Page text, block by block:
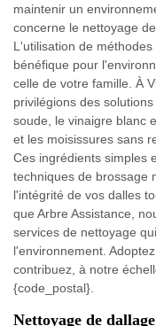
maintenir un
concerne le nettoyage
L'utilisation de
bénéfique pour
celle de votre famille. À
privilégions des
soude, le vinaigre blanc
et les moisissures sans
Ces ingrédients simples
techniques de brossage
l'intégrité de vos dalles
que Arbre Assistance,
services de nettoyage
l'environnement.
contribuez, à notre
{code_postal}.
Nettoyage de